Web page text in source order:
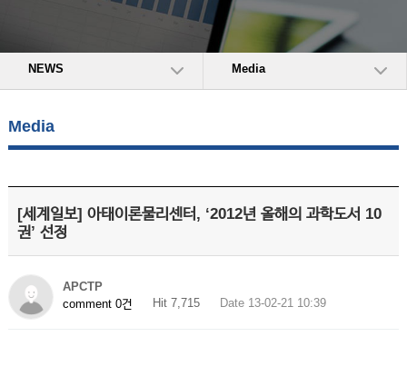
NEWS Media
Media
[세계일보] 아태이론물리센터, ‘2012년 올해의 과학도서 10
권’ 선정
APCTP
comment 0건
Hit 7,715 Date 13-02-21 10:39